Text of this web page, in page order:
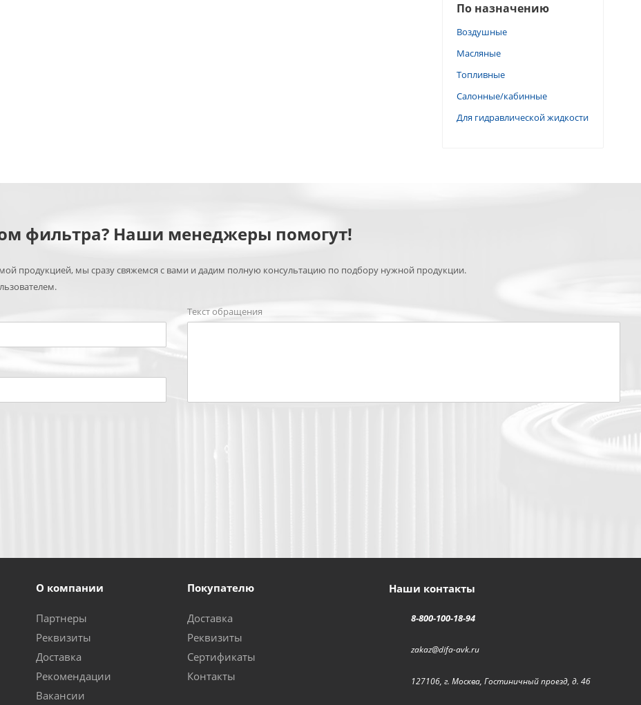
По назначению
Воздушные
Масляные
Топливные
Салонные/кабинные
Для гидравлической жидкости
фильтра? Наши менеджеры помогут!
продукцией, мы сразу свяжемся с вами и дадим полную консультацию по подбору нужной продукции.
Текст обращения
О компании
Партнеры
Реквизиты
Доставка
Рекомендации
Вакансии
Покупателю
Доставка
Реквизиты
Сертификаты
Контакты
Наши контакты
8-800-100-18-94
zakaz@difa-avk.ru
127106, г. Москва, Гостиничный проезд, д. 4б